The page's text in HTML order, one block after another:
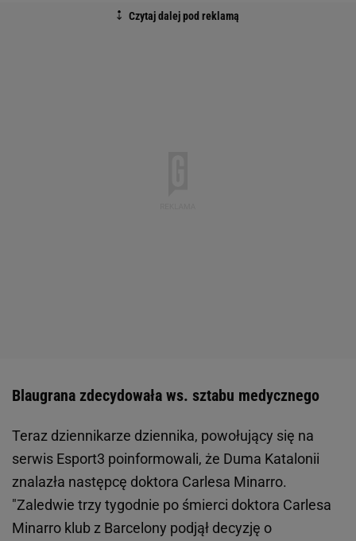
Blaugrana zdecydowała ws. sztabu medycznego
Teraz dziennikarze dziennika, powołujący się na
serwis Esport3 poinformowali, że Duma Katalonii
znalazła następcę doktora Carlesa Minarro.
"Zaledwie trzy tygodnie po śmierci doktora Carlesa
Minarro klub z Barcelony podjął decyzję o